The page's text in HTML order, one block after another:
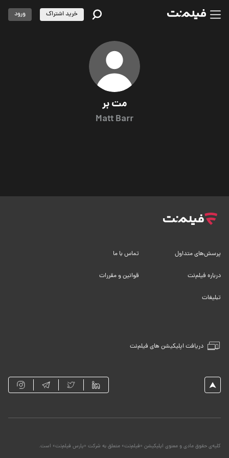
مت بر
Matt Barr
خرید اشتراک ورود
دریافت اپلیکیشن های فیلم‌نت
پرسش‌های متداول تماس با ما
درباره فیلم‌نت قوانین و مقررات
تبلیغات
کلیه‌ی حقوق مادی و معنوی اپلیکیشن «فیلم‌نت» متعلق به شرکت «پارس فیلم‌نت» است.